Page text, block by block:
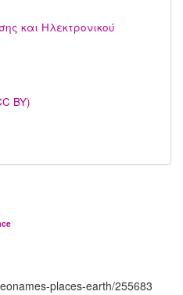
και Ηλεκτρονικού
BY)
places-earth/255683